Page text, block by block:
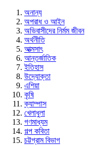
অনান্য
অপরাধ ও আইন
অভিবাসীদের নির্মম জীবন
অর্থনীতি
আত্মসাৎ
আন্তর্জাতিক
ইতিহাস
উদ্যোক্তা
এশিয়া
কৃষি
ক্যাম্পাস
খেলাধুলা
গণমাধ্যম
গল্প ক‌বিতা
চট্টগ্রাম বিভাগ